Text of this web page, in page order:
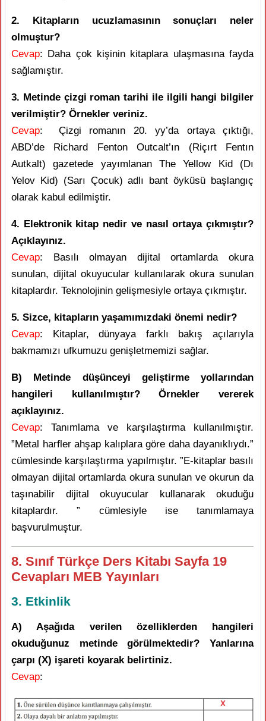
2. Kitapların ucuzlamasının sonuçları neler
olmuştur?
Cevap: Daha çok kişinin kitaplara ulaşmasına fayda
sağlamıştır.
3. Metinde çizgi roman tarihi ile ilgili hangi bilgiler
verilmiştir? Örnekler veriniz.
Cevap: Çizgi romanın 20. yy’da ortaya çıktığı,
ABD’de Richard Fenton Outcalt’ın (Riçırt Fentın
Autkalt) gazetede yayımlanan The Yellow Kid (Dı
Yelov Kid) (Sarı Çocuk) adlı bant öyküsü başlangıç
olarak kabul edilmiştir.
4. Elektronik kitap nedir ve nasıl ortaya çıkmıştır?
Açıklayınız.
Cevap: Basılı olmayan dijital ortamlarda okura
sunulan, dijital okuyucular kullanılarak okura sunulan
kitaplardır. Teknolojinin gelişmesiyle ortaya çıkmıştır.
5. Sizce, kitapların yaşamımızdaki önemi nedir?
Cevap: Kitaplar, dünyaya farklı bakış açılarıyla
bakmamızı ufkumuzu genişletmemizi sağlar.
B) Metinde düşünceyi geliştirme yollarından
hangileri kullanılmıştır? Örnekler vererek
açıklayınız.
Cevap: Tanımlama ve karşılaştırma kullanılmıştır.
”Metal harfler ahşap kalıplara göre daha dayanıklıydı.”
cümlesinde karşılaştırma yapılmıştır. ”E-kitaplar basılı
olmayan dijital ortamlarda okura sunulan ve okurun da
taşınabilir dijital okuyucular kullanarak okuduğu
kitaplardır. ” cümlesiyle ise tanımlamaya
başvurulmuştur.
8. Sınıf Türkçe Ders Kitabı Sayfa 19
Cevapları MEB Yayınları
3. Etkinlik
A) Aşağıda verilen özelliklerden hangileri
okuduğunuz metinde görülmektedir? Yanlarına
çarpı (X) işareti koyarak belirtiniz.
Cevap: